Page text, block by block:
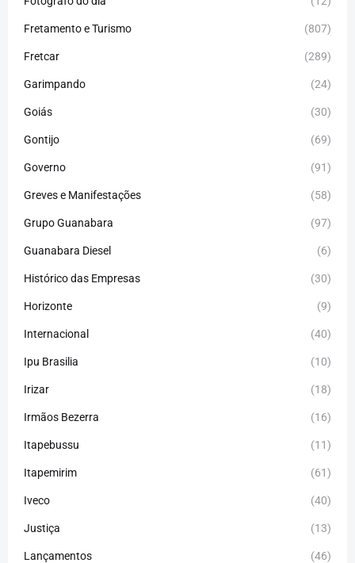
Fretamento e Turismo (807)
Fretcar (289)
Garimpando (24)
Goiás (30)
Gontijo (69)
Governo (91)
Greves e Manifestações (58)
Grupo Guanabara (97)
Guanabara Diesel (6)
Histórico das Empresas (30)
Horizonte (9)
Internacional (40)
Ipu Brasilia (10)
Irizar (18)
Irmãos Bezerra (16)
Itapebussu (11)
Itapemirim (61)
Iveco (40)
Justiça (13)
Lançamentos (46)